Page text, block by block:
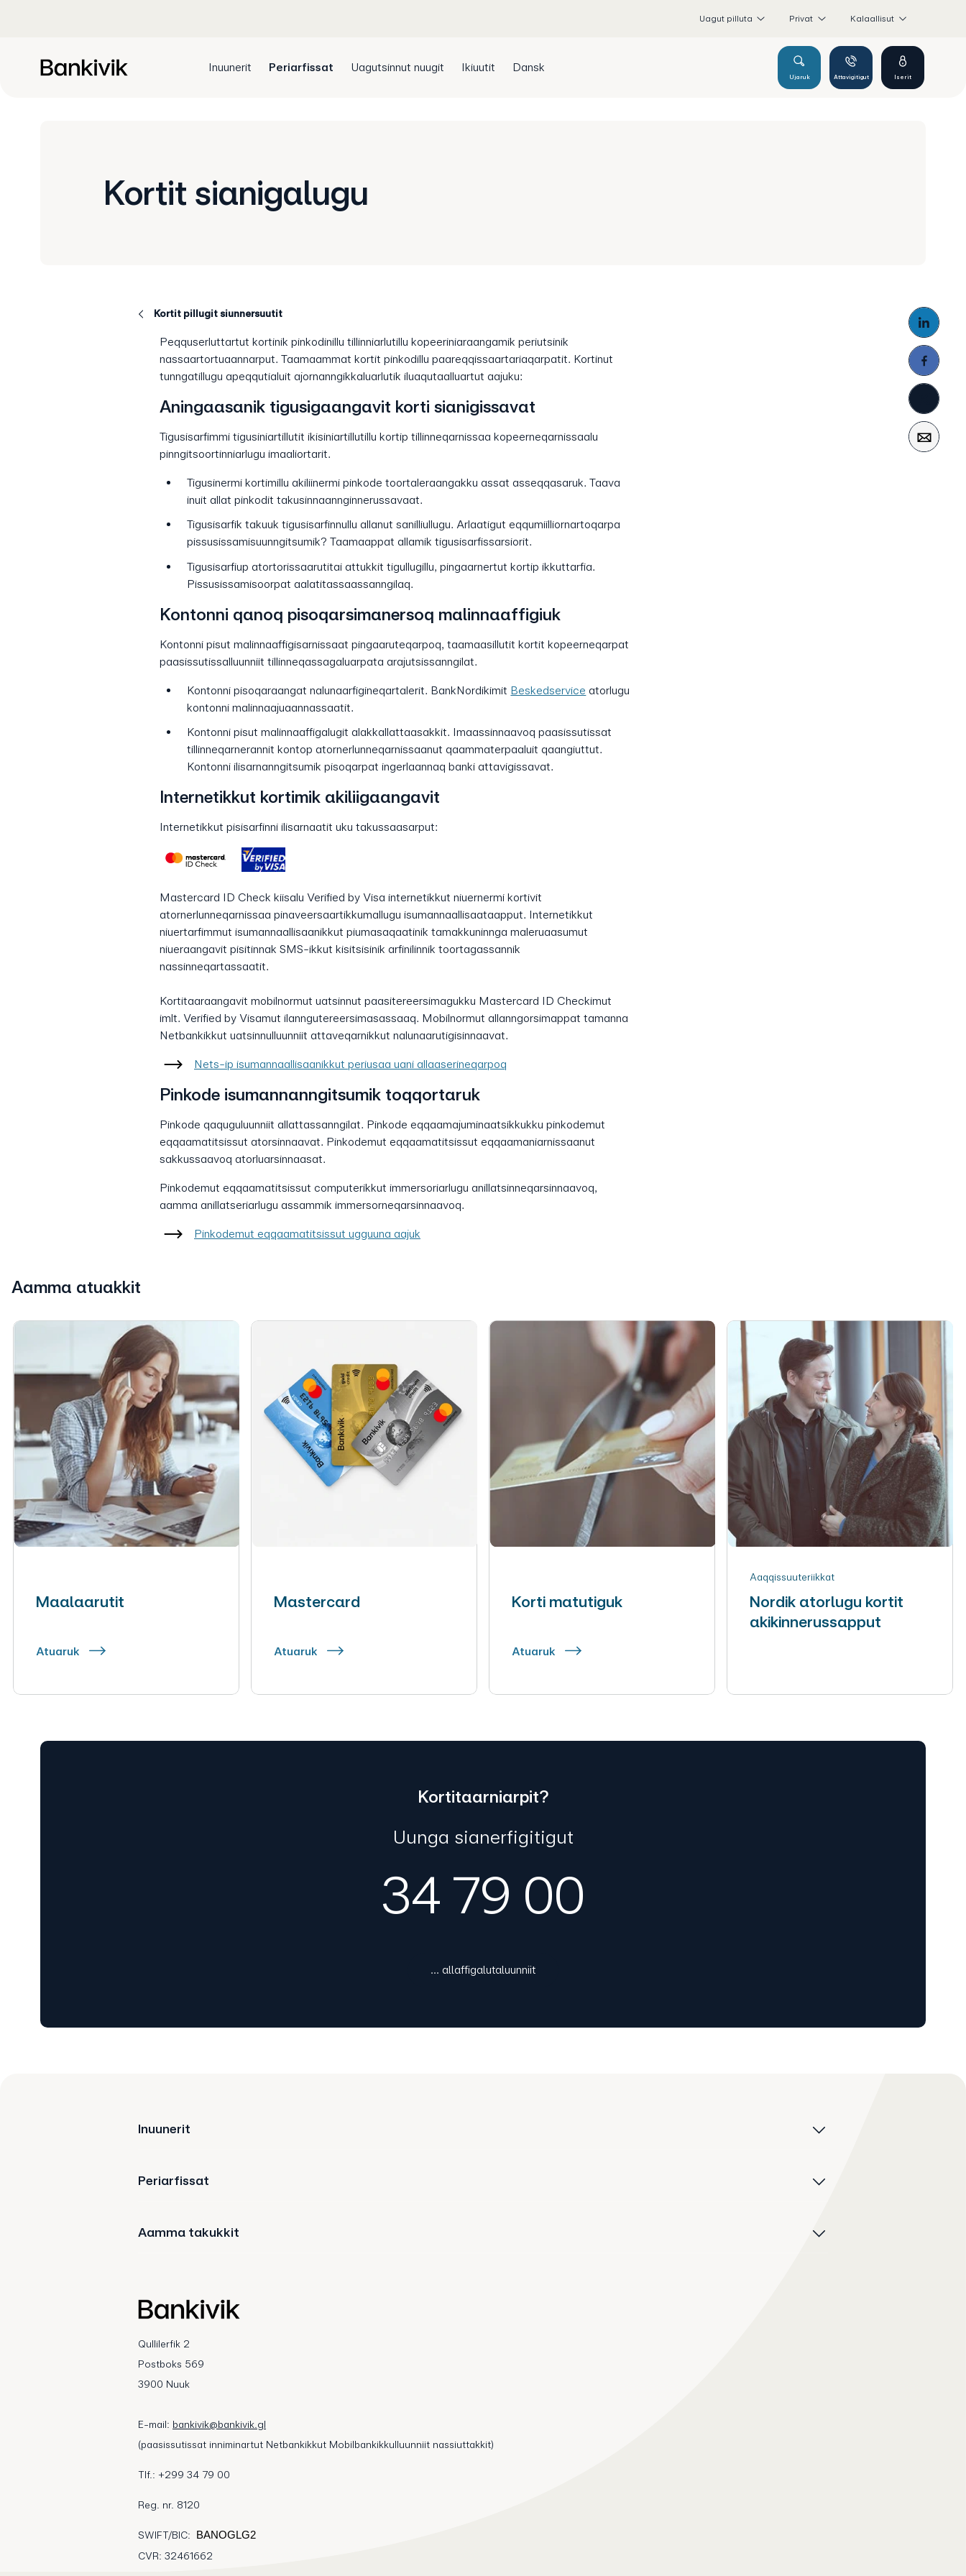
Uagut pilluta Privat Kalaallisut
Inuunerit Periarfissat Uagutsinnut nuugit Ikiuutit Dansk
Ujaruk Attavigitigut Iserit
Kortit sianigalugu
Kortit pillugit siunnersuutit
Peqquserluttartut kortinik pinkodinillu tillinniarlutillu kopeeriniaraangamik periutsinik
nassaartortuaannarput. Taamaammat kortit pinkodillu paareqqissaartariaqarpatit. Kortinut
tunngatillugu apeqqutialuit ajornanngikkaluarlutik iluaqutaalluartut aajuku:
Aningaasanik tigusigaangavit korti sianigissavat
Tigusisarfimmi tigusiniartillutit ikisiniartillutillu kortip tillinneqarnissaa kopeerneqarnissaalu
pinngitsoortinniarlugu imaaliortarit.
Tigusinermi kortimillu akiliinermi pinkode toortaleraangakku assat asseqqasaruk. Taava
inuit allat pinkodit takusinnaannginnerussavaat.
Tigusisarfik takuuk tigusisarfinnullu allanut sanilliullugu. Arlaatigut eqqumiilliornartoqarpa
pissusissamisuunngitsumik? Taamaappat allamik tigusisarfissarsiorit.
Tigusisarfiup atortorissaarutitai attukkit tigullugillu, pingaarnertut kortip ikkuttarfia.
Pissusissamisoorpat aalatitassaassanngilaq.
Kontonni qanoq pisoqarsimanersoq malinnaaffigiuk
Kontonni pisut malinnaaffigisarnissaat pingaaruteqarpoq, taamaasillutit kortit kopeerneqarpat
paasissutissalluunniit tillinneqassagaluarpata arajutsissanngilat.
Kontonni pisoqaraangat nalunaarfigineqartalerit. BankNordikimit Beskedservice atorlugu
kontonni malinnaajuaannassaatit.
Kontonni pisut malinnaaffigalugit alakkallattaasakkit. Imaassinnaavoq paasissutissat
tillinneqarnerannit kontop atornerlunneqarnissaanut qaammaterpaaluit qaangiuttut.
Kontonni ilisarnanngitsumik pisoqarpat ingerlaannaq banki attavigissavat.
Internetikkut kortimik akiliigaangavit
Internetikkut pisisarfinni ilisarnaatit uku takussaasarput:
Mastercard ID Check kiisalu Verified by Visa internetikkut niuernermi kortivit
atornerlunneqarnissaa pinaveersaartikkumallugu isumannaallisaataapput. Internetikkut
niuertarfimmut isumannaallisaanikkut piumasaqaatinik tamakkuninnga maleruaasumut
niueraangavit pisitinnak SMS-ikkut kisitsisinik arfinilinnik toortagassannik
nassinneqartassaatit.
Kortitaaraangavit mobilnormut uatsinnut paasitereersimagukku Mastercard ID Checkimut
imlt. Verified by Visamut ilanngutereersimasassaaq. Mobilnormut allanngorsimappat tamanna
Netbankikkut uatsinnulluunniit attaveqarnikkut nalunaarutigisinnaavat.
Nets-ip isumannaallisaanikkut periusaa uani allaaserineqarpoq
Pinkode isumannanngitsumik toqqortaruk
Pinkode qaquguluunniit allattassanngilat. Pinkode eqqaamajuminaatsikkukku pinkodemut
eqqaamatitsissut atorsinnaavat. Pinkodemut eqqaamatitsissut eqqaamaniarnissaanut
sakkussaavoq atorluarsinnaasat.
Pinkodemut eqqaamatitsissut computerikkut immersoriarlugu anillatsinneqarsinnaavoq,
aamma anillatseriarlugu assammik immersorneqarsinnaavoq.
Pinkodemut eqqaamatitsissut ugguuna aajuk
Aamma atuakkit
Maalaarutit
Atuaruk
Mastercard
Atuaruk
Korti matutiguk
Atuaruk
Aaqqissuuteriikkat
Nordik atorlugu kortit
akikinnerussapput
Kortitaarniarpit?
Uunga sianerfigitigut
34 79 00
... allaffigalutaluunniit
Inuunerit
Periarfissat
Aamma takukkit
Qullilerfik 2
Postboks 569
3900 Nuuk
E-mail: bankivik@bankivik.gl
(paasissutissat inniminartut Netbankikkut Mobilbankikkulluunniit nassiuttakkit)
Tlf.: +299 34 79 00
Reg. nr. 8120
SWIFT/BIC:
BANOGLG2
CVR: 32461662